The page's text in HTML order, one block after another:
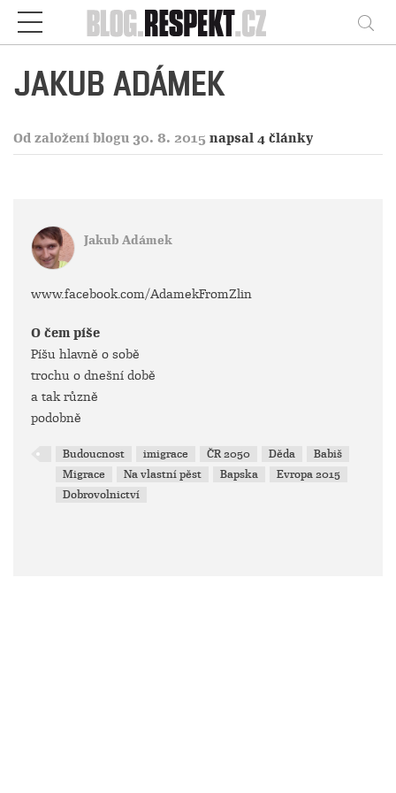
Respekt
JAKUB ADÁMEK
Od založení blogu 30. 8. 2015 napsal 4 články
Jakub Adámek
www.facebook.com/AdamekFromZlin
O čem píše
Píšu hlavně o sobě
trochu o dnešní době
a tak různě
podobně
Budoucnost imigrace ČR 2050 Děda
Babiš
Migrace
Na vlastní pěst Bapska
Evropa 2015
Dobrovolnictví